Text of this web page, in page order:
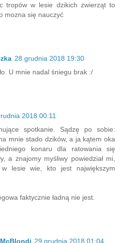
tropów w lesie dzikich zwierząt to
mozna się nauczyć
28 grudnia 2018 19:30
U mnie nadal śniegu brak :/
2018 00:11
spotkanie. Sądzę po sobie:
mnie stado dzików, a ja kątem oka
konaru dla ratowania się
a znajomy myśliwy powiedział mi,
lesie wie, kto jest największym
faktycznie ładną nie jest.
29 grudnia 2018 01:04